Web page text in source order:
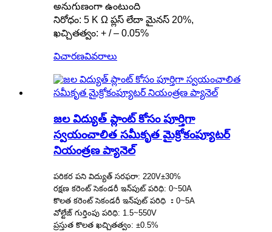
అనుగుణంగా ఉంటుంది
నిరోధం: 5 Κ Ω ప్లస్ లేదా మైనస్ 20%,
ఖచ్చితత్వం: + / – 0.05%
విచారణవివరాలు
జల విద్యుత్ ప్లాంట్ కోసం పూర్తిగా
స్వయంచాలిత సమీకృత మైక్రోకంప్యూటర్
నియంత్రణ ప్యానెల్
పరికర పని విద్యుత్ సరఫరా: 220V±30%
రక్షణ కరెంట్ సెకండరీ ఇన్‌పుట్ పరిధి: 0~50A
కొలత కరెంట్ సెకండరీ ఇన్‌పుట్ పరిధి ：0~5A
వోల్టేజ్ గుర్తింపు పరిధి: 1.5~550V
ప్రస్తుత కొలత ఖచ్చితత్వం: ±0.5%